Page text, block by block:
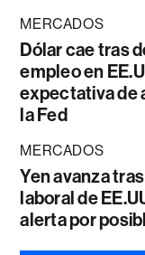
MERCADOS
Dólar cae tras
empleo en
expectativa de
la Fed
MERCADOS
Yen avanza
laboral de
alerta por